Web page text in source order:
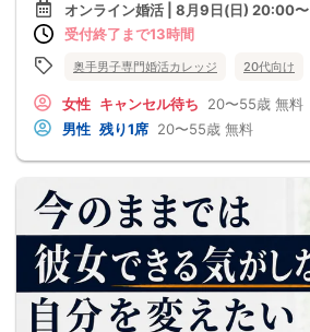
オンライン婚活 | 8月9日(日) 20:00〜
受付終了まで13時間
奥手男子専門婚活カレッジ 20代向け
女性 キャンセル待ち 20〜55歳 無料
男性 残り1席 20〜55歳 無料